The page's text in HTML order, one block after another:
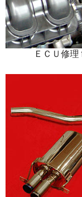
ＥＣＵ修理